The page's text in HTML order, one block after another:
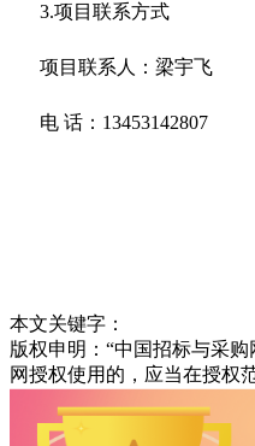
3.项目联系方式
项目联系人：梁宇飞
电 话：13453142807
本文关键字：
版权申明：“中国招标与采
网授权使用的，应当在授权